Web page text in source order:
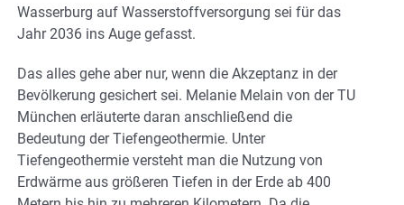
Wasserburg auf Wasserstoffversorgung sei für das
Jahr 2036 ins Auge gefasst.
Das alles gehe aber nur, wenn die Akzeptanz in der
Bevölkerung gesichert sei. Melanie Melain von der TU
München erläuterte daran anschließend die
Bedeutung der Tiefengeothermie. Unter
Tiefengeothermie versteht man die Nutzung von
Erdwärme aus größeren Tiefen in der Erde ab 400